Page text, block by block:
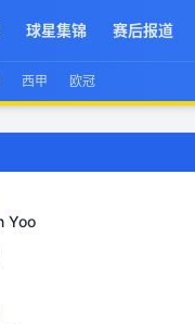
球星集锦 赛后报道
西甲 欧冠
Yoo